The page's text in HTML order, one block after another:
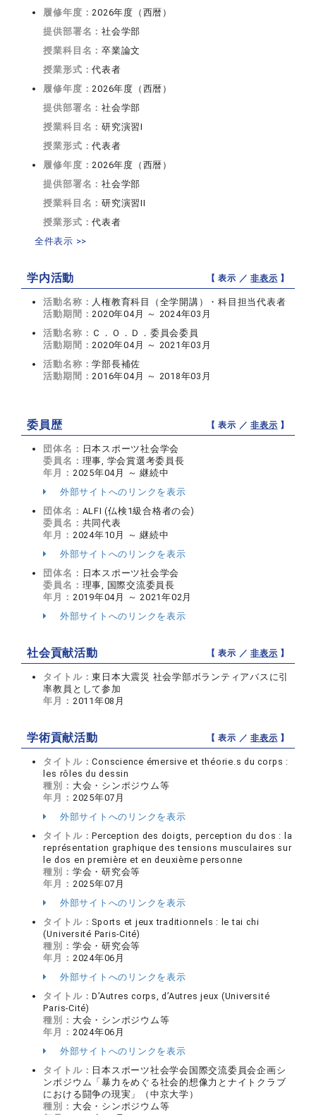
履修年度：2026年度（西暦）
提供部署名：社会学部
授業科目名：卒業論文
授業形式：代表者
履修年度：2026年度（西暦）
提供部署名：社会学部
授業科目名：研究演習I
授業形式：代表者
履修年度：2026年度（西暦）
提供部署名：社会学部
授業科目名：研究演習II
授業形式：代表者
全件表示 >>
学内活動 【 表示 ／非表示 】
活動名称： 人権教育科目（全学開講）・科目担当代表者
活動期間：2020年04月 ～ 2024年03月
活動名称： Ｃ．Ｏ．Ｄ．委員会委員
活動期間：2020年04月 ～ 2021年03月
活動名称：学部長補佐
活動期間：2016年04月 ～ 2018年03月
委員歴 【 表示 ／非表示 】
団体名： 日本スポーツ社会学会
委員名： 理事, 学会賞選考委員長
年月： 2025年04月 ～ 継続中
外部サイトへのリンクを表示
団体名： ALFI (仏検1級合格者の会)
委員名： 共同代表
年月： 2024年10月 ～ 継続中
外部サイトへのリンクを表示
団体名： 日本スポーツ社会学会
委員名： 理事, 国際交流委員長
年月： 2019年04月 ～ 2021年02月
外部サイトへのリンクを表示
社会貢献活動 【 表示 ／非表示 】
タイトル：東日本大震災 社会学部ボランティアバスに引
率教員として参加
年月： 2011年08月
学術貢献活動 【 表示 ／非表示 】
タイトル：Conscience émersive et théorie.s du corps :
les rôles du dessin
種別： 大会・シンポジウム等
年月： 2025年07月
外部サイトへのリンクを表示
タイトル：Perception des doigts, perception du dos : la
représentation graphique des tensions musculaires sur
le dos en première et en deuxième personne
種別： 学会・研究会等
年月： 2025年07月
外部サイトへのリンクを表示
タイトル： Sports et jeux traditionnels : le tai chi
(Université Paris-Cité)
種別： 学会・研究会等
年月： 2024年06月
外部サイトへのリンクを表示
タイトル：D’Autres corps, d’Autres jeux (Université
Paris-Cité)
種別： 大会・シンポジウム等
年月： 2024年06月
外部サイトへのリンクを表示
タイトル： 日本スポーツ社会学会国際交流委員会企画シ
ンポジウム「暴力をめぐる社会的想像力とナイトクラブ
における闘争の現実」（中京大学）
種別： 大会・シンポジウム等